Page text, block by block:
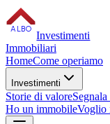
ALBO
Investimenti
Immobiliari
HomeCome operiamo
Investimenti
Storie di valoreSegnala
Ho un immobileVoglio